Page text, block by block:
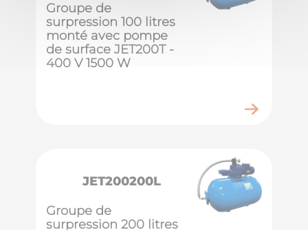
Groupe de
surpression 100 litres
monté avec pompe
de surface JET200T -
400 V 1500 W
JET200200L
Groupe de
surpression 200 litres